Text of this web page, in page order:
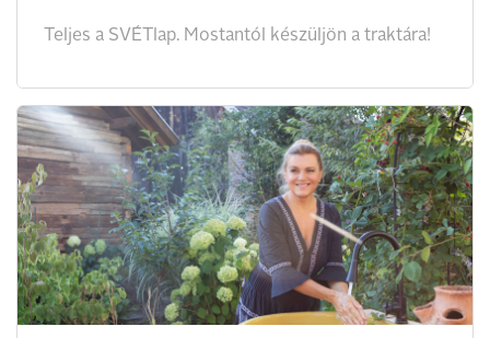
Teljes a SVÉTlap. Mostantól készüljön a traktára!